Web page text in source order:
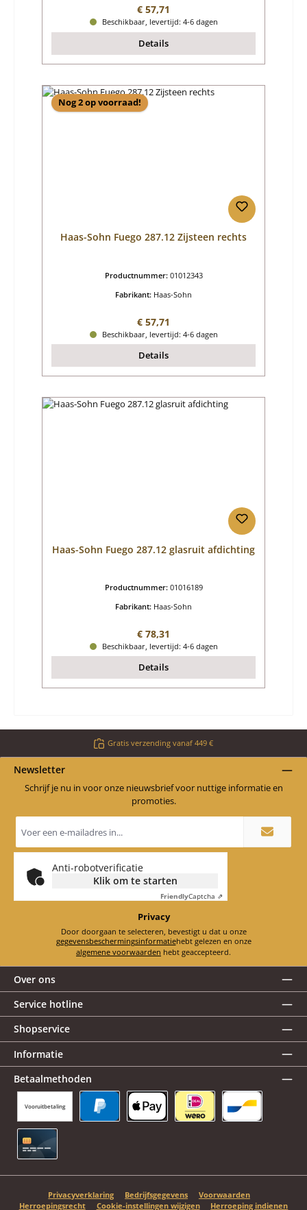
Normale prijs:
€ 57,71
Beschikbaar, levertijd: 4-6 dagen
Details
Nog 2 op voorraad!
Haas-Sohn Fuego 287.12 Zijsteen rechts
Productnummer: 01012343
Fabrikant: Haas-Sohn
Normale prijs:
€ 57,71
Beschikbaar, levertijd: 4-6 dagen
Details
Haas-Sohn Fuego 287.12 glasruit afdichting
Productnummer: 01016189
Fabrikant: Haas-Sohn
Normale prijs:
€ 78,31
Beschikbaar, levertijd: 4-6 dagen
Details
Gratis verzending vanaf 449 €
Newsletter
Schrijf je nu in voor onze nieuwsbrief voor nuttige informatie en
promoties.
mailadres
*
Anti-robotverificatie
Klik om te starten
FriendlyCaptcha ⇗
Privacy
Door doorgaan te selecteren, bevestigt u dat u onze
gegevensbeschermingsinformatie
hebt gelezen en onze
algemene voorwaarden hebt geaccepteerd.
Over ons
Service hotline
Shopservice
Informatie
Betaalmethoden
Vooruitbetaling
Privacyverklaring Bedrijfsgegevens
Voorwaarden
Herroepingsrecht
Cookie-instellingen wijzigen Herroeping indienen